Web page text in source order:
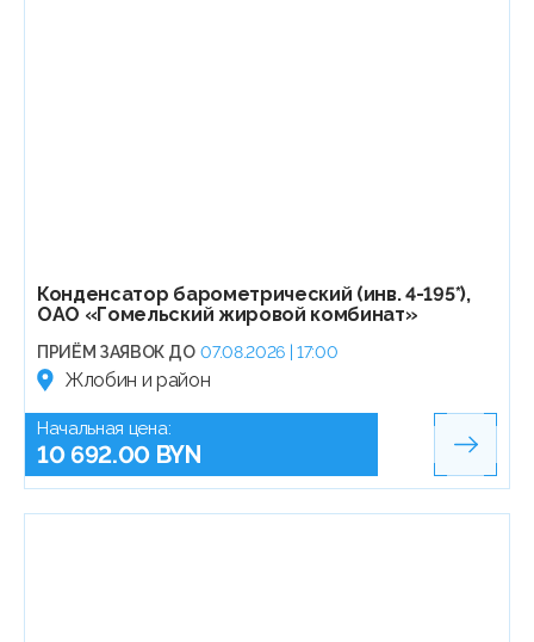
Конденсатор барометрический (инв. 4-195*),
ОАО «Гомельский жировой комбинат»
ПРИЁМ ЗАЯВОК ДО 07.08.2026 | 17:00
Жлобин и район
Начальная цена:
10 692.00 BYN